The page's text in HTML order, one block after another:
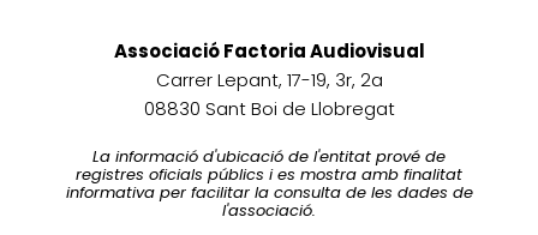
Associació Factoria Audiovisual
Carrer Lepant, 17-19, 3r, 2a
08830 Sant Boi de Llobregat
La informació d'ubicació de l'entitat prové de
registres oficials públics i es mostra amb finalitat
informativa per facilitar la consulta de les dades de
l'associació.